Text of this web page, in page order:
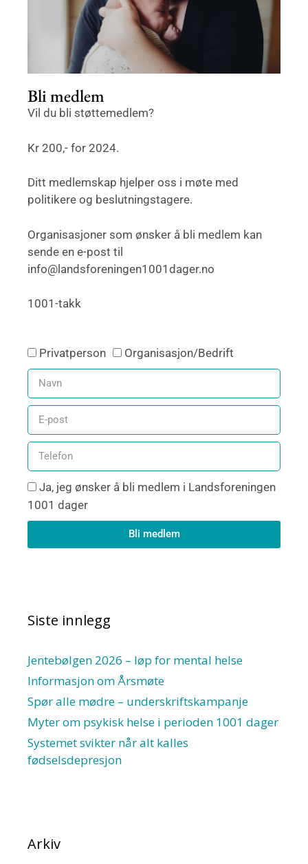
Bli medlem
Vil du bli støttemedlem?
Kr 200,- for 2024.
Ditt medlemskap hjelper oss i møte med
politikere og beslutningstagere.
Organisasjoner som ønsker å bli medlem kan
sende en e-post til
info@landsforeningen1001dager.no
1001-takk
Privatperson Organisasjon/Bedrift
Ja, jeg ønsker å bli medlem i Landsforeningen
1001 dager
Bli medlem
Siste innlegg
Jentebølgen 2026 – løp for mental helse
Informasjon om Årsmøte
Spør alle mødre – underskriftskampanje
Myter om psykisk helse i perioden 1001 dager
Systemet svikter når alt kalles
fødselsdepresjon
Arkiv